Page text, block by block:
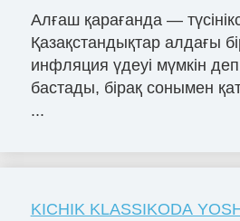
Алғаш қарағанда —
Қазақстандықтар алдағы
инфляция үдеуі мүмкін
бастады, бірақ сонымен
...
KICHIK KLASSIKODA